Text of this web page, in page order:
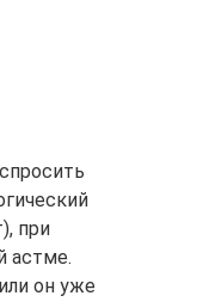
при
астме.
он уже